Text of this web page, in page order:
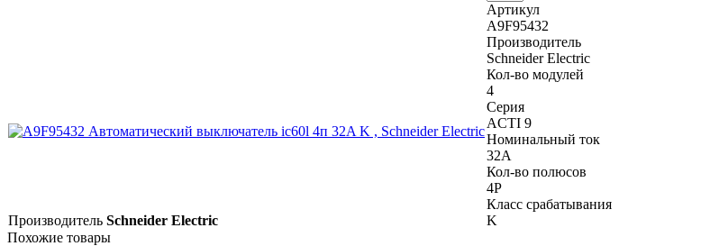
Артикул
A9F95432
Производитель
Schneider Electric
Кол-во модулей
4
Серия
ACTI 9
Номинальный ток
32A
Кол-во полюсов
4P
Класс срабатывания
K
Производитель Schneider Electric
Похожие товары